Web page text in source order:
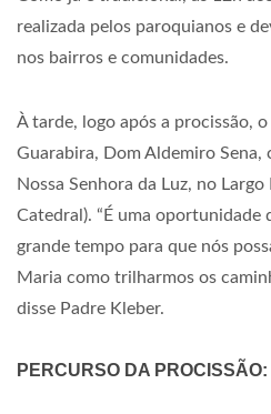
realizada pelos paroquianos e
nos bairros e comunidades.
À tarde, logo após a procissão,
Guarabira, Dom Aldemiro Sena,
Nossa Senhora da Luz, no
Catedral). “É uma oportunidade
grande tempo para que nós
Maria como trilharmos os
disse Padre Kleber.
PERCURSO DA PROCISSÃO: